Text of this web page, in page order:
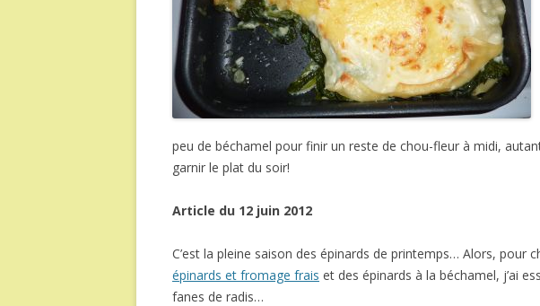
peu de béchamel pour finir un reste de chou-fleur à midi,
garnir le plat du soir!
Article du 12 juin 2012
C’est la pleine saison des épinards de printemps… Alors, pour
épinards et fromage frais et des épinards à la béchamel, j’ai
fanes de radis…